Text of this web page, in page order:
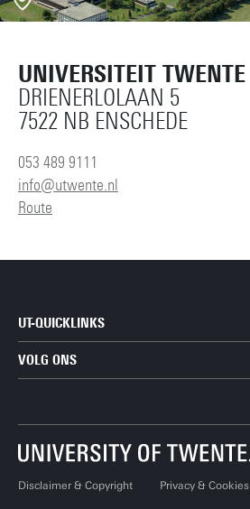
UNIVERSITEIT TWENTE
DRIENERLOLAAN 5
7522 NB ENSCHEDE
053 489 9111
info@utwente.nl
Route
UT-QUICKLINKS
VOLG ONS
Disclaimer & Copyright Privacy & Cookies